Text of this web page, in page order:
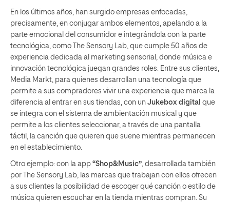
En los últimos años, han surgido empresas enfocadas,
precisamente, en conjugar ambos elementos, apelando a la
parte emocional del consumidor e integrándola con la parte
tecnológica, como The Sensory Lab, que cumple 50 años de
experiencia dedicada al marketing sensorial, donde música e
innovación tecnológica juegan grandes roles. Entre sus clientes,
Media Markt, para quienes desarrollan una tecnología que
permite a sus compradores vivir una experiencia que marca la
diferencia al entrar en sus tiendas, con un Jukebox digital que
se integra con el sistema de ambientación musical y que
permite a los clientes seleccionar, a través de una pantalla
táctil, la canción que quieren que suene mientras permanecen
en el establecimiento.
Otro ejemplo: con la app “Shop&Music” , desarrollada también
por The Sensory Lab, las marcas que trabajan con ellos ofrecen
a sus clientes la posibilidad de escoger qué canción o estilo de
música quieren escuchar en la tienda mientras compran. Su